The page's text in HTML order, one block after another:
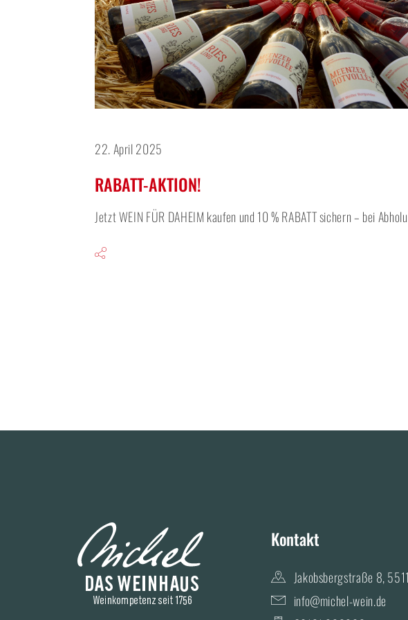
22. April 2025
RABATT-AKTION!
Jetzt WEIN FÜR DAHEIM kaufen und 10 % RABATT sichern – bei
Kontakt
Jakobsbergstraße 8,
info@michel-wein.de